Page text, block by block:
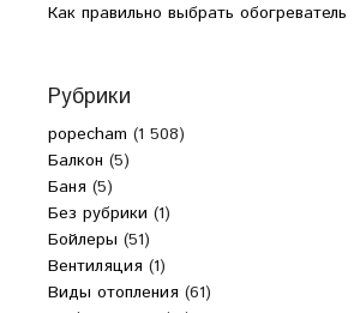
Как правильно выбрать обогреватель
Рубрики
popecham (1 508)
Балкон (5)
Баня (5)
Без рубрики (1)
Бойлеры (51)
Вентиляция (1)
Виды отопления (61)